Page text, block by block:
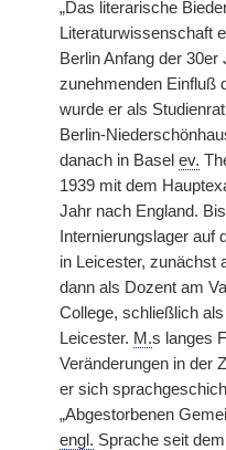
„Das literarische
Literaturwissenschaft
Berlin Anfang der
zunehmenden Einfluß
wurde er als
Berlin-
danach in Basel ev.
1939 mit dem
Jahr nach England.
Internierungslager auf
in Leicester, zunächst
dann als Dozent am
College, schließlich
Leicester. M.s langes
Veränderungen in der
er sich
„Abgestorbenen
engl. Sprache seit